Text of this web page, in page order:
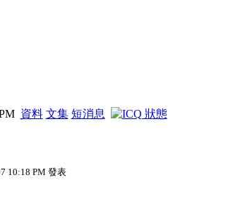
資料 文集 短消息
10:18 PM 發表